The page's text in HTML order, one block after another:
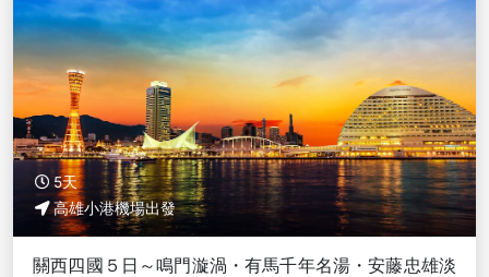
5天
高雄小港機場出發
關西四國５日～鳴門漩渦・有馬千年名湯・安藤忠雄淡